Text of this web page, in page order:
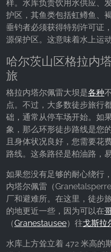
样。水库负责饮用水供应、
护区，其鱼类包括虹鳟鱼、
垂钓者必须获得特别许可证
源保护区。这意味着水上运
哈尔茨山区格拉内
旅
格拉内塔尔佩雷大坝是各种
点。不过，大多数徒步旅行
础，通常从停车场开始。如
象，那么环形徒步路线是您
且身体状况良好，您需要花
路线。这条路径是柏油路，
如果您没有足够的耐心绕行
内塔尔佩雷（
厂和避难所。在这里，徒步
的地更近一些，因为可以在
（Granestausee）往戈斯拉
水库上方耸立着 472 米高的
Purpose:
广告测量和营销
3个月 - 1年
统计数据
统计Cookies以匿名方
于我们了解访问者如
Google Analytics
Name:
_ga, _gid, _gac_gb_
Provider:
Google LLC
收集关于网站使用的